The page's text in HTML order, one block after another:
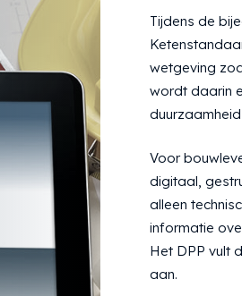
Tijdens de
wetgeving
wordt daarin
Voor
digitaal,
alleen
informatie
Het DPP vult
aan.